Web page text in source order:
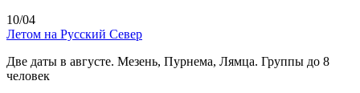
10/04
Летом на Русский Север
Две даты в августе. Мезень, Пурнема, Лямца. Группы до 8
человек